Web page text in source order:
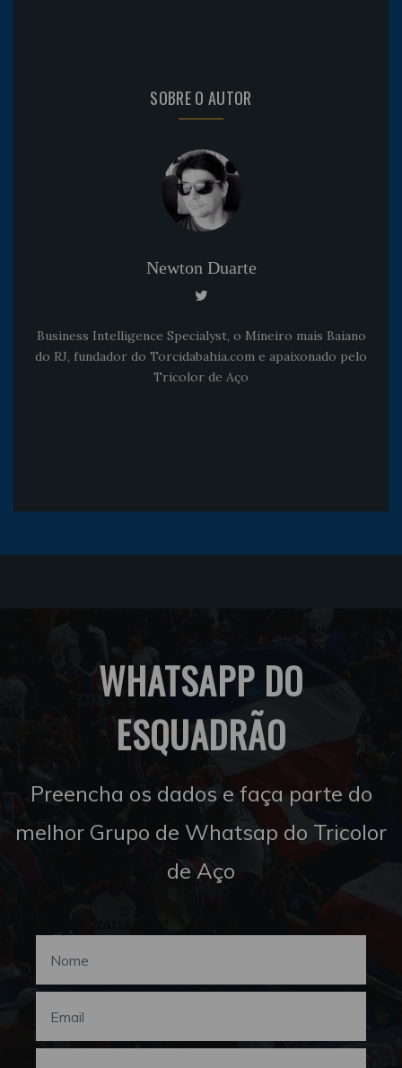
SOBRE O AUTOR
Newton Duarte
Business Intelligence Specialyst, o Mineiro mais Baiano
do RJ, fundador do Torcidabahia.com e apaixonado pelo
Tricolor de Aço
WHATSAPP DO
ESQUADRÃO
Preencha os dados e faça parte do
melhor Grupo de Whatsap do Tricolor
de Aço